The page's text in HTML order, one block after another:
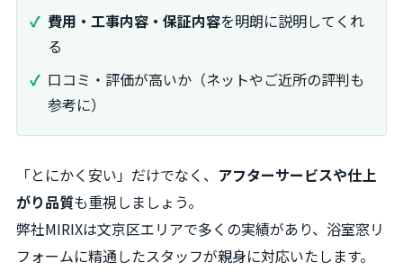
費用・工事内容・保証内容を明朗に説明してくれ
る
口コミ・評価が高いか（ネットやご近所の評判も
参考に）
「とにかく安い」だけでなく、 アフターサービスや仕上
がり品質も重視しましょう。
弊社MIRIXは文京区エリアで多くの実績があり、浴室窓リ
フォームに精通したスタッフが親身に対応いたします。